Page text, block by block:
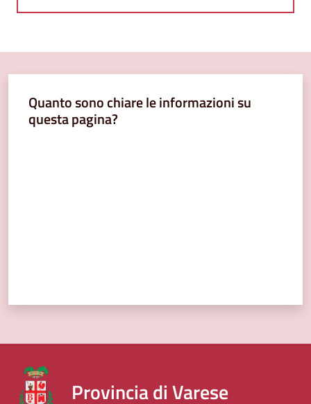
Quanto sono chiare le informazioni su
questa pagina?
Provincia di Varese